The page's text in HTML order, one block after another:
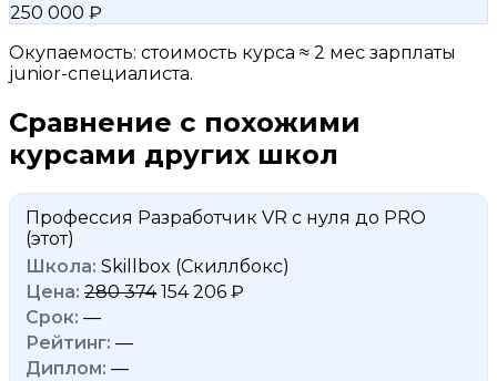
250 000 ₽
Окупаемость: стоимость курса ≈ 2 мес зарплаты
junior-специалиста.
Сравнение с похожими
курсами других школ
Профессия Разработчик VR с нуля до PRO
(этот)
Skillbox (Скиллбокс)
280 374154 206 ₽
—
—
—